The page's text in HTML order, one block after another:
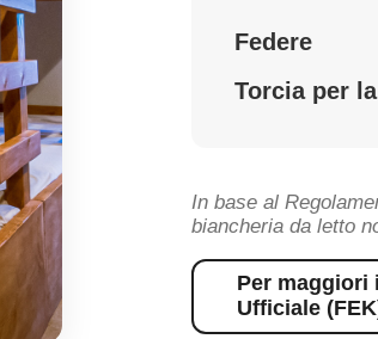
Federe
Torcia per
In base al
biancheria da letto
Per maggiori
Ufficiale